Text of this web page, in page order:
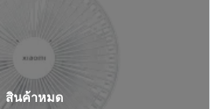
สินค้าหมด